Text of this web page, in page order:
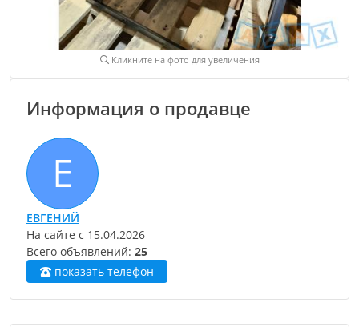
Кликните на фото для увеличения
Информация о продавце
Е
ЕВГЕНИЙ
На сайте с 15.04.2026
Всего объявлений: 25
показать телефон